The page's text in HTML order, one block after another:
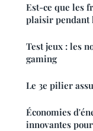
Est-ce que les
plaisir pendant
Test jeux : les
gaming
Le 3e pilier
Économies
innovantes